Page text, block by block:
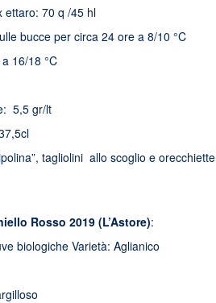
ettaro: 70 q /45 hl
bucce per circa 24 ore a 8/10 °C
16/18 °C
5,5 gr/lt
tagliolini allo scoglio e
Rosso 2019 (L’Astore):
biologiche Varietà: Aglianico